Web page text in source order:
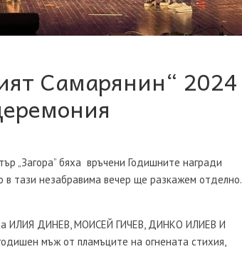
Самарянин“ 2024
„Загора” бяха връчени Годишните награди
в тази незабравима вечер ще разкажем отделно.
ИЛИЯ ДИНЕВ, МОИСЕЙ ГИЧЕВ, ДИНКО ИЛИЕВ И
мъж от пламъците на огнената стихия,